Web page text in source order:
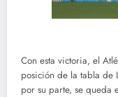
Con esta victoria, el
posición de la tabla de
por su parte, se queda